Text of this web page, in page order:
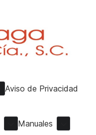
Aviso de Privacidad
Manuales